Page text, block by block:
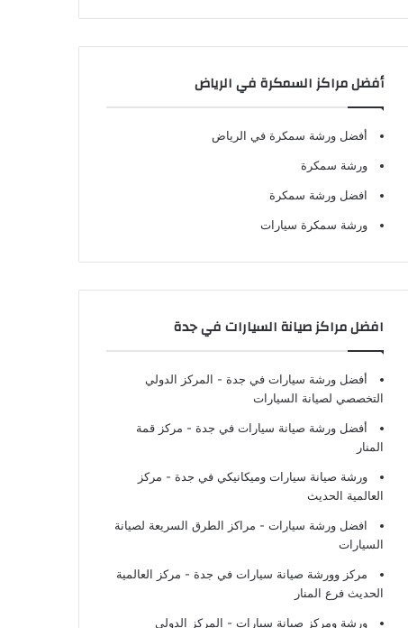
أفضل مراكز السمكرة في الرياض
أفضل ورشة سمكرة في الرياض
ورشة سمكرة
افضل ورشة سمكرة
ورشة سمكرة سيارات
افضل مراكز صيانة السيارات في جدة
أفضل ورشة سيارات في جدة - المركز الدولي
التخصصي لصيانة السيارات
أفضل ورشة صيانة سيارات في جدة - مركز قمة
المنار
ورشة صيانة سيارات وميكانيكي في جدة - مركز
العالمية الحديث
افضل ورشة سيارات - مراكز الطرق السريعة لصيانة
السيارات
مركز وورشة صيانة سيارات في جدة - مركز العالمية
الحديث فرع المنار
ورشة ومركز صيانة سيارات - المركز الدولي